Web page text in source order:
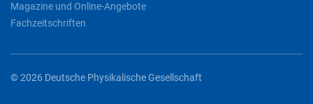
Magazine und Online-Angebote
Fachzeitschriften
© 2026 Deutsche Physikalische Gesellschaft